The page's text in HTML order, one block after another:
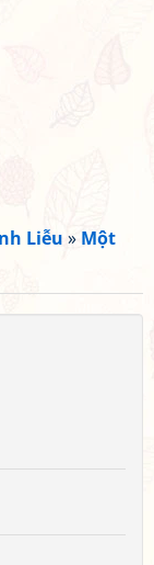
Liễu » Một